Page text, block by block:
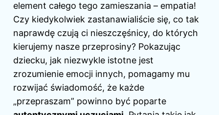
element całego tego zamieszania – empatia!
Czy kiedykolwiek zastanawialiście się, co tak
naprawdę czują ci nieszczęśnicy, do których
kierujemy nasze przeprosiny? Pokazując
dziecku, jak niezwykle istotne jest
zrozumienie emocji innych, pomagamy mu
rozwijać świadomość, że każde
„przepraszam” powinno być poparte